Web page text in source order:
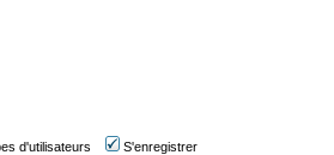
d'utilisateurs
S'enregistrer